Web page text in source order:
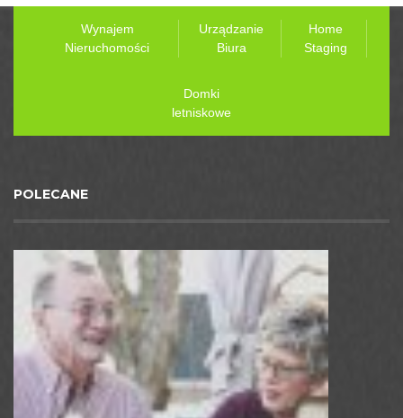
Wynajem
Nieruchomości
Urządzanie
Biura
Home
Staging
Domki
letniskowe
POLECANE